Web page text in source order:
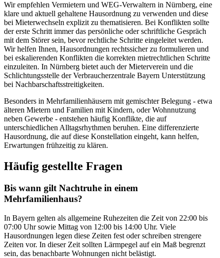
Wir empfehlen Vermietern und WEG-Verwaltern in Nürnberg, eine
klare und aktuell gehaltene Hausordnung zu verwenden und diese
bei Mieterwechseln explizit zu thematisieren. Bei Konflikten sollte
der erste Schritt immer das persönliche oder schriftliche Gespräch
mit dem Störer sein, bevor rechtliche Schritte eingeleitet werden.
Wir helfen Ihnen, Hausordnungen rechtssicher zu formulieren und
bei eskalierenden Konflikten die korrekten mietrechtlichen Schritte
einzuleiten. In Nürnberg bietet auch der Mieterverein und die
Schlichtungsstelle der Verbraucherzentrale Bayern Unterstützung
bei Nachbarschaftsstreitigkeiten.
Besonders in Mehrfamilienhäusern mit gemischter Belegung - etwa
älteren Mietern und Familien mit Kindern, oder Wohnnutzung
neben Gewerbe - entstehen häufig Konflikte, die auf
unterschiedlichen Alltagsrhythmen beruhen. Eine differenzierte
Hausordnung, die auf diese Konstellation eingeht, kann helfen,
Erwartungen frühzeitig zu klären.
Häufig gestellte Fragen
Bis wann gilt Nachtruhe in einem
Mehrfamilienhaus?
In Bayern gelten als allgemeine Ruhezeiten die Zeit von 22:00 bis
07:00 Uhr sowie Mittag von 12:00 bis 14:00 Uhr. Viele
Hausordnungen legen diese Zeiten fest oder schreiben strengere
Zeiten vor. In dieser Zeit sollten Lärmpegel auf ein Maß begrenzt
sein, das benachbarte Wohnungen nicht belästigt.